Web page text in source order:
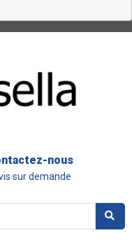
nous
sur demande